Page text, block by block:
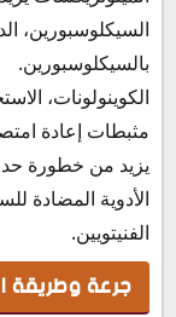
السيكلوسبورين،
بالسيكلوسبورين.
الكوينولونات،
مثبطات إعادة
يزيد من خطورة
الأدوية المضادة
الفنيتويين.
جرعة وطريقة